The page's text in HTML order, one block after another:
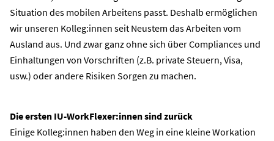
Situation des mobilen Arbeitens passt. Deshalb ermöglichen
wir unseren Kolleg:innen seit Neustem das Arbeiten vom
Ausland aus. Und zwar ganz ohne sich überCompliances und
Einhaltungen von Vorschriften (z.B. private Steuern, Visa,
usw.) oder andere Risiken Sorgen zu machen.
Die ersten IU-WorkFlexer:innen sind zurück
Einige Kolleg:innen haben den Weg in eine kleine Workation